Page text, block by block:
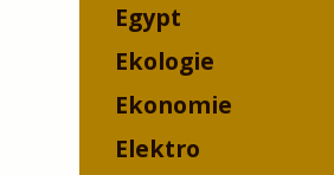
Egypt
Ekologie
Ekonomie
Elektro